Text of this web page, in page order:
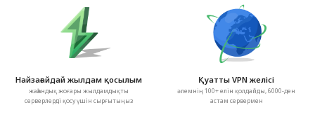
Найзағайдай жылдам қосылым
жаһандық жоғары жылдамдықты
серверлерді қосу үшін сырғытыңыз
Қуатты VPN желісі
әлемнің 100+ елін қолдайды, 6000-ден
астам сервермен